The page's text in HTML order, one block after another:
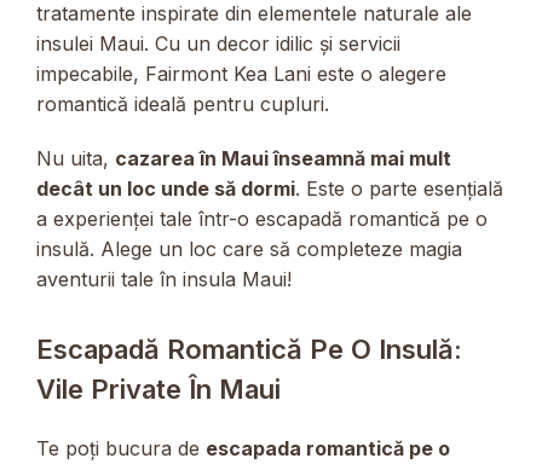
tratamente inspirate din elementele naturale ale
insulei Maui. Cu un decor idilic și servicii
impecabile, Fairmont Kea Lani este o alegere
romantică ideală pentru cupluri.
Nu uita, cazarea în Maui înseamnă mai mult
decât un loc unde să dormi. Este o parte esențială
a experienței tale într-o escapadă romantică pe o
insulă. Alege un loc care să completeze magia
aventurii tale în insula Maui!
Escapadă Romantică Pe O Insulă:
Vile Private În Maui
Te poți bucura de escapada romantică pe o